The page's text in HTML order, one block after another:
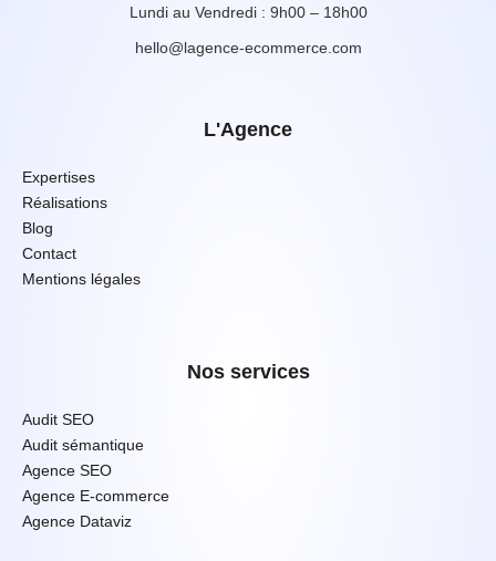
Lundi au Vendredi : 9h00 – 18h00
hello@lagence-ecommerce.com
L'Agence
Expertises
Réalisations
Blog
Contact
Mentions légales
Nos services
Audit SEO
Audit sémantique
Agence SEO
Agence E-commerce
Agence Dataviz